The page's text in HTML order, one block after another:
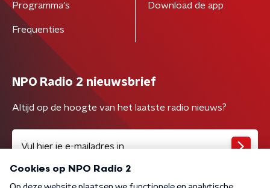
Programma's
Frequenties
Download de app
NPO Radio 2 nieuwsbrief
Altijd op de hoogte van het laatste radio nieuws?